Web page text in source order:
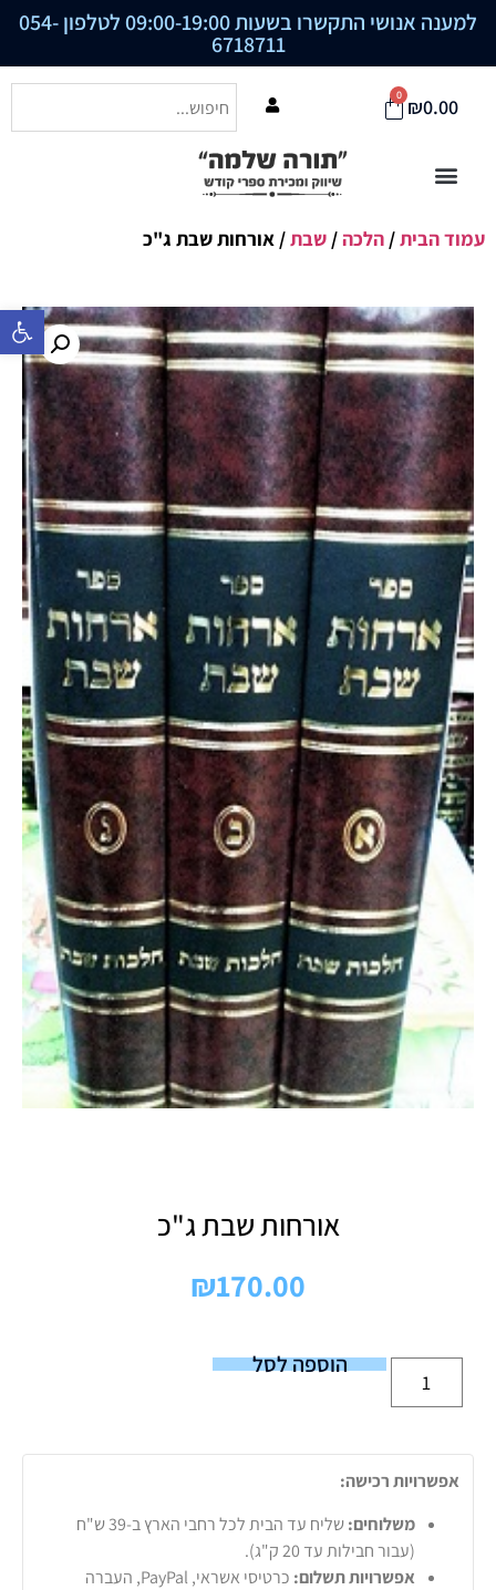
פתח סרגל
למענה אנושי התקשרו בשעות 09:00-19:00 לטלפון 054-
6718711
₪0.00
0
עמוד הבית/ הלכה/ שבת/ אורחות שבת ג"כ
אורחות שבת ג"כ
₪170.00
הוספה לסל
אפשרויות רכישה:
משלוחים:
שליח עד הבית לכל רחבי הארץ ב-39 ש"ח
(עבור חבילות עד 20 ק"ג).
אפשרויות תשלום:
כרטיסי אשראי, PayPal, העברה